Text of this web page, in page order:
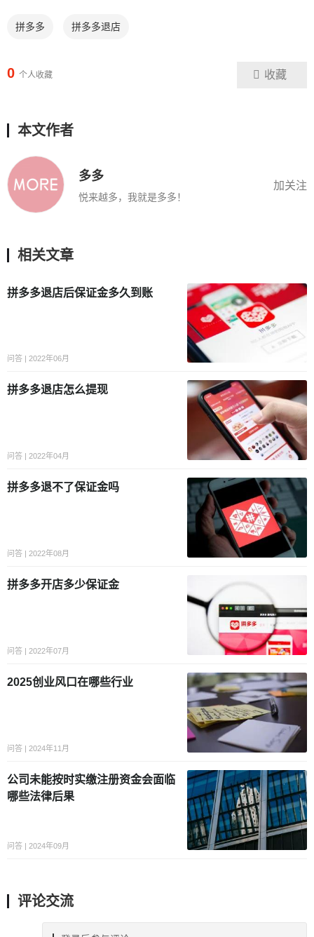
拼多多 拼多多退店
0 个人收藏 收藏
本文作者
多多
悦来越多，我就是多多！
加关注
相关文章
拼多多退店后保证金多久到账
问答 | 2022年06月
拼多多退店怎么提现
问答 | 2022年04月
拼多多退不了保证金吗
问答 | 2022年08月
拼多多开店多少保证金
问答 | 2022年07月
2025创业风口在哪些行业
问答 | 2024年11月
公司未能按时实缴注册资金会面临
哪些法律后果
问答 | 2024年09月
评论交流